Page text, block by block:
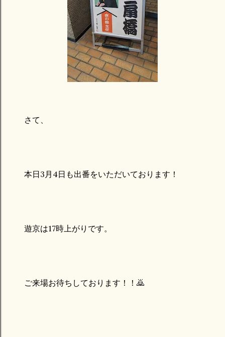
さて、
本日3月4日も出番をいただいております！
遊京は17時上がりです。
ご来場お待ちしております！！🙇